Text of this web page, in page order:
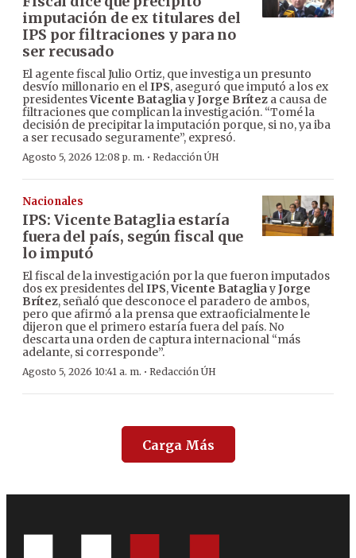
imputación de ex titulares del
IPS por filtraciones y para no
ser recusado
El agente fiscal Julio Ortiz, que investiga un presunto
desvío millonario en elIPS, aseguró que imputó a los ex
presidentesVicente BatagliayJorge Brítez a causa de
filtraciones que complican la investigación. “Tomé la
decisión de precipitar la imputación porque, si no, ya iba
a ser recusado seguramente”, expresó.
Agosto 5, 2026 12:08 p. m. · Redacción ÚH
Nacionales
IPS: Vicente Bataglia estaría
fuera del país, según fiscal que
lo imputó
El fiscal de la investigación por la que fueron imputados
dos ex presidentes delIPS,Vicente BatagliayJorge
Brítez, señaló que desconoce el paradero de ambos,
pero que afirmó a la prensa que extraoficialmente le
dijeron que el primero estaría fuera del país. No
descarta una orden de captura internacional “más
adelante, si corresponde”.
Agosto 5, 2026 10:41 a. m. · Redacción ÚH
Carga Más